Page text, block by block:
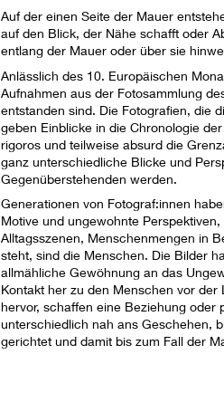
Auf der einen Seite der Mauer
auf den Blick, der Nähe schafft oder
entlang der Mauer oder über sie
Anlässlich des 10. Europäischen
Aufnahmen aus der Fotosammlung
entstanden sind. Die Fotografien, die
geben Einblicke in die Chronologie
rigoros und teilweise absurd die
ganz unterschiedliche Blicke und
Gegenüberstehenden werden.
Generationen von Fotograf:innen
Motive und ungewohnte
Alltagsszenen, Menschenmengen in
steht, sind die Menschen. Die Bilder
allmähliche Gewöhnung an das
Kontakt her zu den Menschen vor
hervor, schaffen eine Beziehung
unterschiedlich nah ans Geschehen,
gerichtet und damit bis zum Fall der